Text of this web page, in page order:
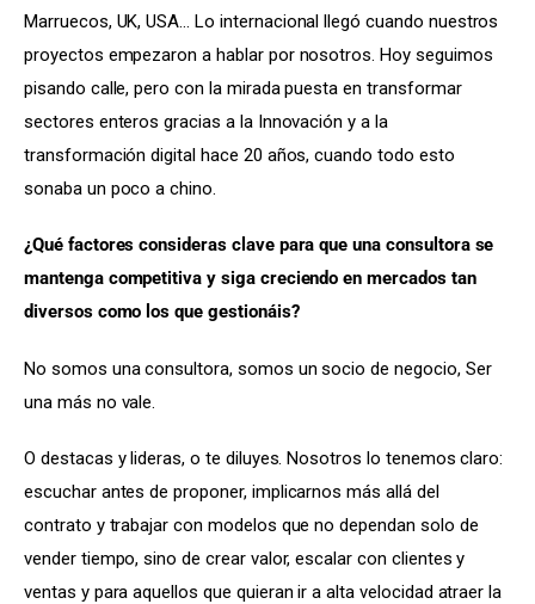
Marruecos, UK, USA… Lo internacional llegó cuando nuestros
proyectos empezaron a hablar por nosotros. Hoy seguimos
pisando calle, pero con la mirada puesta en transformar
sectores enteros gracias a la Innovación y a la
transformación digital hace 20 años, cuando todo esto
sonaba un poco a chino.
¿Qué factores consideras clave para que una consultora se
mantenga competitiva y siga creciendo en mercados tan
diversos como los que gestionáis?
No somos una consultora, somos un socio de negocio, Ser
una más no vale.
O destacas y lideras, o te diluyes. Nosotros lo tenemos claro:
escuchar antes de proponer, implicarnos más allá del
contrato y trabajar con modelos que no dependan solo de
vender tiempo, sino de crear valor, escalar con clientes y
ventas y para aquellos que quieran ir a alta velocidad atraer la